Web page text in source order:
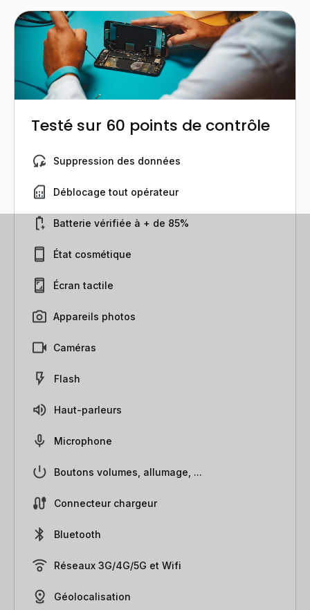
Testé sur 60 points de contrôle
Suppression des données
Déblocage tout opérateur
Batterie vérifiée à + de 85%
État cosmétique
Écran tactile
Appareils photos
Caméras
Flash
Haut-parleurs
Microphone
Boutons volumes, allumage, ...
Connecteur chargeur
Bluetooth
Réseaux 3G/4G/5G et Wifi
Géolocalisation